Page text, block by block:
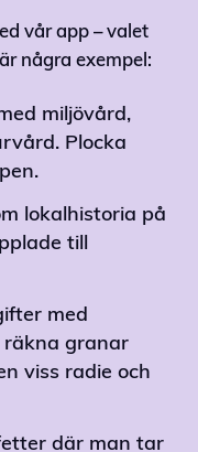
vår app – valet
några exempel:
miljövård,
Plocka
lokalhistoria på
till
med
räkna granar
viss radie och
där man tar